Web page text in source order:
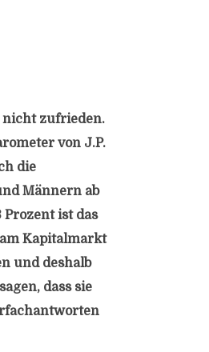
nicht zufrieden.
von J.P.
die
Männern ab
ist das
Kapitalmarkt
und deshalb
dass sie